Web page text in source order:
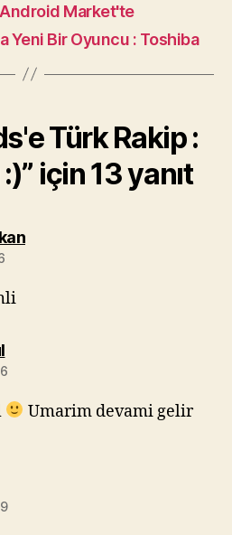
Market'te
Yeni Bir Oyuncu : Toshiba
Türk Rakip :
için 13 yanıt
diyorki:
diyorki:
Umarim devami gelir